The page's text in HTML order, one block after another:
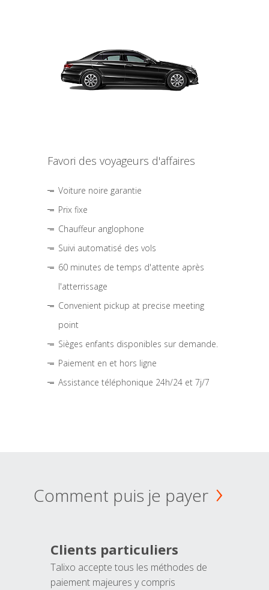
Favori des voyageurs d'affaires
Voiture noire garantie
Prix fixe
Chauffeur anglophone
Suivi automatisé des vols
60 minutes de temps d'attente après
l'atterrissage
Convenient pickup at precise meeting
point
Sièges enfants disponibles sur demande.
Paiement en et hors ligne
Assistance téléphonique 24h/24 et 7j/7
Comment puis je payer
Clients particuliers
Talixo accepte tous les méthodes de
paiement majeures y compris